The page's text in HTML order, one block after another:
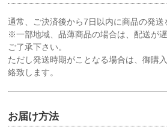
通常、ご決済後から7日以内に商品の発送
※一部地域、品薄商品の場合は、配送が
ご了承下さい。
ただし発送時期がことなる場合は、御購
絡致します。
お届け方法